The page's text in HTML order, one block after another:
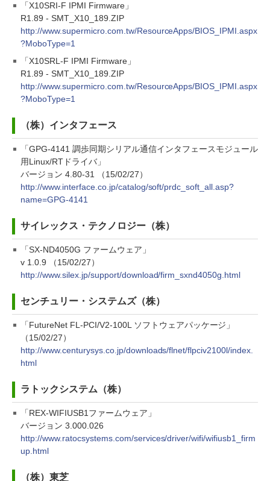
「X10SRI-F IPMI Firmware」
R1.89 - SMT_X10_189.ZIP
http://www.supermicro.com.tw/ResourceApps/BIOS_IPMI.aspx
?MoboType=1
「X10SRL-F IPMI Firmware」
R1.89 - SMT_X10_189.ZIP
http://www.supermicro.com.tw/ResourceApps/BIOS_IPMI.aspx
?MoboType=1
（株）インタフェース
「GPG-4141 調歩同期シリアル通信インタフェースモジュール
用Linux/RTドライバ」
バージョン 4.80-31 （15/02/27）
http://www.interface.co.jp/catalog/soft/prdc_soft_all.asp?
name=GPG-4141
サイレックス・テクノロジー（株）
「SX-ND4050G ファームウェア」
v 1.0.9 （15/02/27）
http://www.silex.jp/support/download/firm_sxnd4050g.html
センチュリー・システムズ（株）
「FutureNet FL-PCI/V2-100L ソフトウェアパッケージ」
（15/02/27）
http://www.centurysys.co.jp/downloads/flnet/flpciv2100l/index.
html
ラトックシステム（株）
「REX-WIFIUSB1ファームウェア」
バージョン 3.000.026
http://www.ratocsystems.com/services/driver/wifi/wifiusb1_firm
up.html
（株）東芝